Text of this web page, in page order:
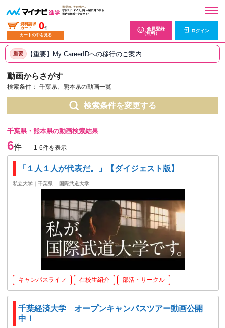
資料請求
カート
0件
カートの中を見る
会員登録
（無料）
ログイン
重要 【重要】My CareerIDへの移行のご案内
動画からさがす
検索条件： 千葉県、熊本県の動画一覧
検索条件を変更する
千葉県・熊本県の動画検索結果
6件 1-6件を表示
「１人１人が代表だ。」【ダイジェスト版】
私立大学｜千葉県 国際武道大学
キャンパスライフ 在校生紹介 部活・サークル
千葉経済大学 オープンキャンパスツアー動画公開
中！